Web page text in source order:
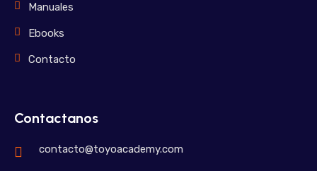
Manuales
Ebooks
Contacto
Contactanos
contacto@toyoacademy.com